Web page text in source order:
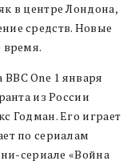
в центре Лондона,
средств. Новые
время.
One 1 января
из России
Годман. Его играет
по сериалам
сериале «Война